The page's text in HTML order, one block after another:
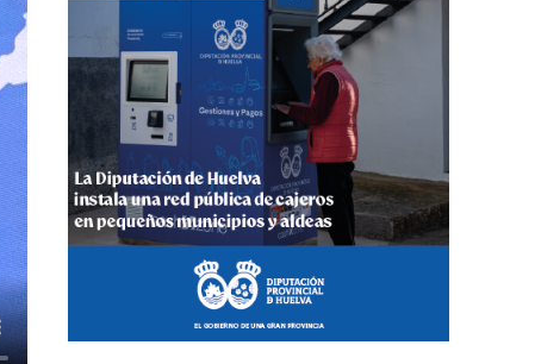
QUINTA CORRIDA DE LAS FIESTAS
COLOMBINAS 2026
hace 3 días· Huelvatv